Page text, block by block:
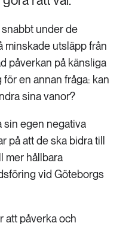
under de
minskade utsläpp från
påverkan på känsliga
en annan fråga: kan
sina vanor?
sin egen negativa
på att de ska bidra till
mer hållbara
vid Göteborgs
att påverka och